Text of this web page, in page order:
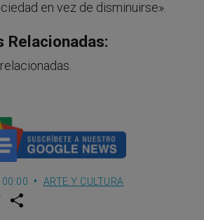
en vez de disminuirse».
Relacionadas:
00:00 ARTE Y CULTURA
w